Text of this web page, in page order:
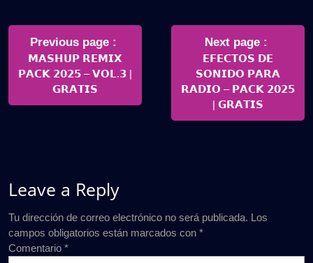
Navegación
entradas
Previous page
Posts
𝗠𝗔𝗦𝗛𝗨𝗣 𝗥𝗘𝗠𝗜𝗫
𝗣𝗔𝗖𝗞 𝟮𝟬𝟮𝟱 – 𝗩𝗢𝗟.𝟯 |
𝗚𝗥𝗔𝗧𝗜𝗦
Next page
Posts
𝗘𝗙𝗘𝗖𝗧𝗢𝗦 𝗗𝗘
𝗦𝗢𝗡𝗜𝗗𝗢 𝗣𝗔𝗥𝗔
𝗥𝗔𝗗𝗜𝗢 – 𝗣𝗔𝗖𝗞 𝟮𝟬𝟮𝟱
| 𝗚𝗥𝗔𝗧𝗜𝗦
Leave a Reply
Tu dirección de correo electrónico no será publicada. Los
campos obligatorios están marcados con *
Comentario *